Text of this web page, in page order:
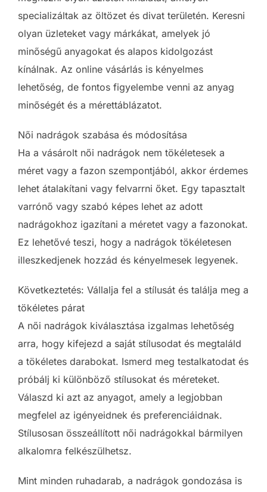
specializáltak az öltözet és divat területén. Keresni
olyan üzleteket vagy márkákat, amelyek jó
minőségű anyagokat és alapos kidolgozást
kínálnak. Az online vásárlás is kényelmes
lehetőség, de fontos figyelembe venni az anyag
minőségét és a mérettáblázatot.
Női nadrágok szabása és módosítása
Ha a vásárolt női nadrágok nem tökéletesek a
méret vagy a fazon szempontjából, akkor érdemes
lehet átalakítani vagy felvarrni őket. Egy tapasztalt
varrónő vagy szabó képes lehet az adott
nadrágokhoz igazítani a méretet vagy a fazonokat.
Ez lehetővé teszi, hogy a nadrágok tökéletesen
illeszkedjenek hozzád és kényelmesek legyenek.
Következtetés: Vállalja fel a stílusát és találja meg a
tökéletes párat
A női nadrágok kiválasztása izgalmas lehetőség
arra, hogy kifejezd a saját stílusodat és megtaláld
a tökéletes darabokat. Ismerd meg testalkatodat és
próbálj ki különböző stílusokat és méreteket.
Válaszd ki azt az anyagot, amely a legjobban
megfelel az igényeidnek és preferenciáidnak.
Stílusosan összeállított női nadrágokkal bármilyen
alkalomra felkészülhetsz.
Mint minden ruhadarab, a nadrágok gondozása is